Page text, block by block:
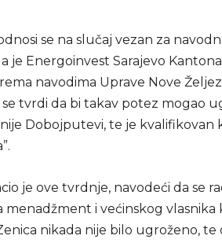
se na slučaj vezan za
je Energoinvest Sarajevo
navodima Uprave Nove
se tvrdi da bi takav potez mogao
Dobojputevi, te je kvalifikovan
je ove tvrdnje, navodeći da se
i većinskog vlasnika
nikada nije bilo ugroženo, te